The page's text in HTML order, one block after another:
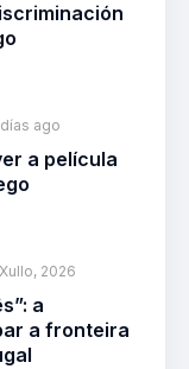
ago
a película
2026
a
a fronteira